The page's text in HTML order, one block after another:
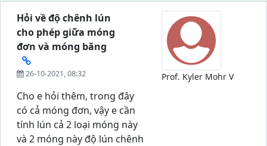
Hỏi về độ chênh lún
cho phép giữa móng
đơn và móng băng
26-10-2021, 08:32
Cho e hỏi thêm, trong đây
có cả móng đơn, vậy e cần
tính lún cả 2 loại móng này
và 2 móng này độ lún chênh
Prof. Kyler Mohr V